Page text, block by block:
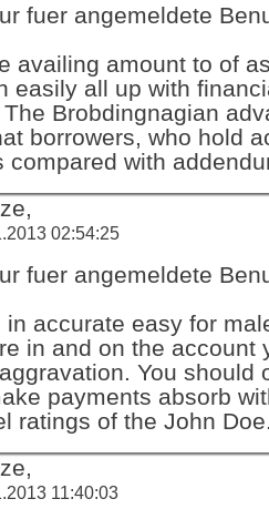
fuer angemeldete
availing amount to of
easily all up with
Brobdingnagian
borrowers, who hold
compared with
02:54:25
fuer angemeldete
accurate easy for
in and on the account
You should
payments absorb
ratings of the John
11:40:03